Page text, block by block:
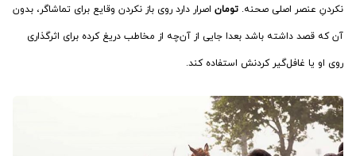
نکردنِ عنصر اصلی صحنه. تومان اصرار دارد روی باز نکردن وقایع برای تماشاگر، بدون
آن که قصد داشته باشد بعدا جایی از آن‌چه از مخاطب دریغ کرده برای اثرگذاری
روی او یا غافل‌گیر کردنش استفاده کند.